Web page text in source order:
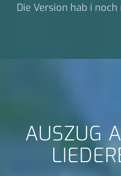
Die Version hab i noch
AUSZUG